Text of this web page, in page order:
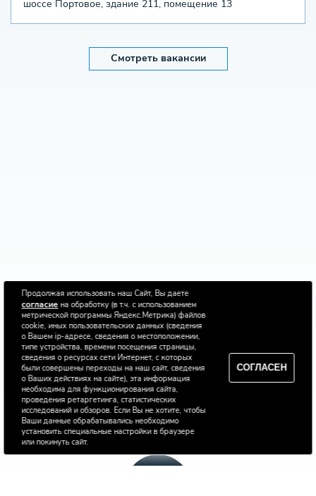
шоссе Портовое, здание 211, помещение 13
Смотреть вакансии
Продолжая использовать наш Сайт, Вы даете
согласие на обработку (в т.ч. с использованием
метрической программы Яндекс.Метрика) файлов
cookie, иных пользовательских данных (сведения
о Вашем ip-адресе, сведения о местоположении,
типе устройства, времени посещения страницы,
сведения о ресурсах сети Интернет, с которых
были совершены переходы на наш сайт, сведения
о Ваших действиях на сайте), эта информация
необходима для функционирования сайта,
проведения ретаргетинга, статистических
исследований и обзоров. Если Вы не хотите, чтобы
Ваши данные обрабатывались необходимо
установить специальные настройки в браузере
или покинуть сайт.
СОГЛАСЕН